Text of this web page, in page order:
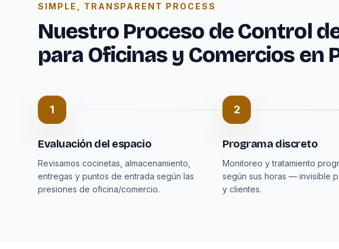
SIMPLE, TRANSPARENT PROCESS
Nuestro Proceso de Control
para Oficinas y Comercios en
1
Evaluación del espacio
Revisamos cocinetas, almacenamiento,
entregas y puntos de entrada según las
presiones de oficina/comercio.
2
Programa discreto
Monitoreo y tratamiento
según sus horas — invisible
y clientes.